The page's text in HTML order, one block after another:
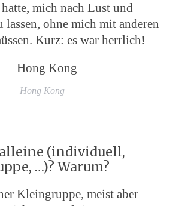
mich nach Lust und
lassen, ohne mich mit anderen
Kurz: es war herrlich!
Hong Kong
(individuell,
…)? Warum?
Kleingruppe, meist aber